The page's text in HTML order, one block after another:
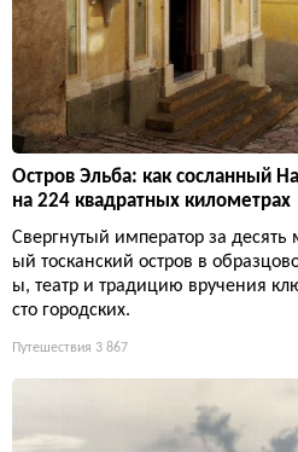
Остров Эльба: как сосланный
на 224 квадратных километрах
Свергнутый император за
ый тосканский остров в
ы, театр и традицию вручения
сто городских.
Путешествия 3 867